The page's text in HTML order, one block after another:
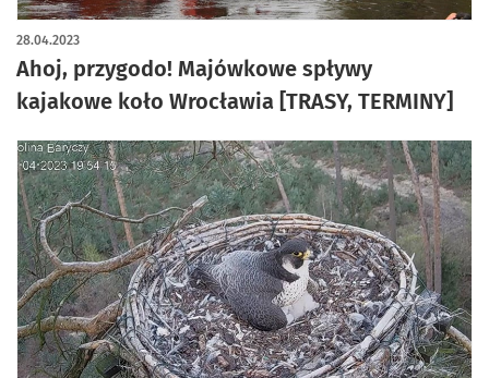
Ahoj, przygodo! Majówkowe spływy
kajakowe koło Wrocławia [TRASY, TERMINY]
28.04.2023
artykuł z galerią zdjęć